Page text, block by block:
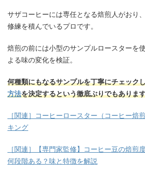
サザコーヒーには専任となる焙煎人がおり
修練を積んでいるプロです。
焙煎の前には小型のサンプルロースターを
よる味の変化を検証。
何種類にもなるサンプルを丁寧にチェック
方法を決定するという徹底ぶりでもありま
［関連］コーヒーロースター（コーヒー焙
キング
［関連］【専門家監修】コーヒー豆の焙煎
何段階ある？味と特徴を解説